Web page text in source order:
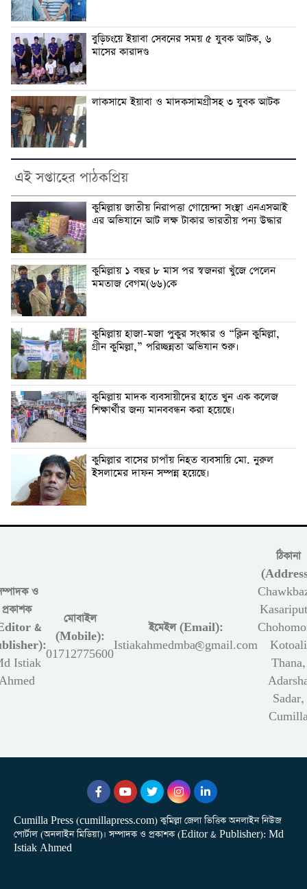
বুড়িচংয়ে ইয়াবা সেবনের সময় ৫ যুবক আটক, ৬
মাসের কারাদণ্ড
লাকসামে ইয়াবা ও মাদকসামগ্রীসহ ৩ যুবক আটক
এই সপ্তাহের পাঠকপ্রিয়
কুমিল্লায় জাতীয় নিরাপত্তা গোয়েন্দা সংস্থা এনএসআই
এর অভিযানে আট লক্ষ টাকার ভারতীয় পন্য উদ্ধার
কুমিল্লায় ১ বছর ৮ মাস পর স্বজনরা খুঁজে পেলেন
মমতাজ বেগম(৬৬)কে
কুমিল্লায় হাজা-মজা পুকুর সংস্কার ও “ক্লিন কুমিল্লা,
গ্রীন কুমিল্লা,” পরিচ্ছন্নতা অভিযান শুরু।
কুমিল্লায় মাদক ব্যবসায়ীদের হাতে খুন এক কলেজ
শিক্ষার্থীর জন্য মানববন্ধন করা হয়েছে।
কুমিল্লার বাসের চাপাঁয় নিহত ব্যবসায়ি মো. নুরুল
ইসলামের দাফন সম্পন্ন হয়েছে।
ও
প্রকাশক
&
Istiak
মোবাইল
(Mobile):
01712775600
ইমেইল (Email):
Istiakahmedmba@gmail.com
ঠিকানা
Kotoali
Thana,
Sadar,
Cumilla Press (cumillapress.com) কুমিল্লা জেলা ভিত্তিক অনলাইন নিউজ
পোর্টাল (অনলাইন মিডিয়া)। সম্পাদক ও প্রকাশক (Editor & Publisher): Md
Istiak Ahmed